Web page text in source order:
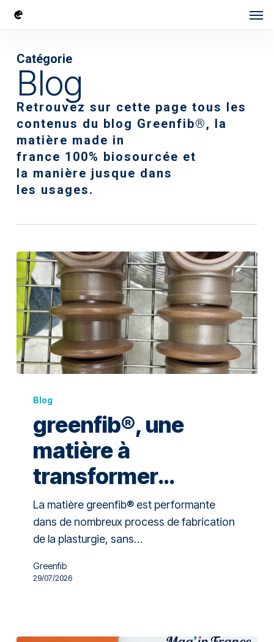
Skip
content
Catégorie
Blog
Retrouvez sur cette page tous les
contenus du blog Greenfib®, la
matière made in
france 100% biosourcée et
la manière jusque dans
les usages.
Blog
greenfib®, une
matière à
transformer…
La matière greenfib® est performante
dans de nombreux process de fabrication
de la plasturgie, sans…
Greenfib
29/07/2026